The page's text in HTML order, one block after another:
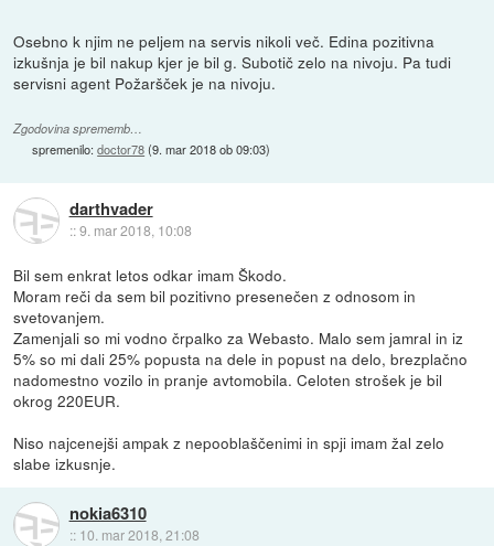
Osebno k njim ne peljem na servis nikoli več. Edina pozitivna
izkušnja je bil nakup kjer je bil g. Subotič zelo na nivoju. Pa tudi
servisni agent Požaršček je na nivoju.
Zgodovina sprememb…
spremenilo:doctor78(9. mar 2018 ob 09:03)
darthvader
::9. mar 2018, 10:08
Bil sem enkrat letos odkar imam Škodo.
Moram reči da sem bil pozitivno presenečen z odnosom in
svetovanjem.
Zamenjali so mi vodno črpalko za Webasto. Malo sem jamral in iz
5% so mi dali 25% popusta na dele in popust na delo, brezplačno
nadomestno vozilo in pranje avtomobila. Celoten strošek je bil
okrog 220EUR.
Niso najcenejši ampak z nepooblaščenimi in spji imam žal zelo
slabe izkusnje.
nokia6310
:: 10. mar 2018, 21:08